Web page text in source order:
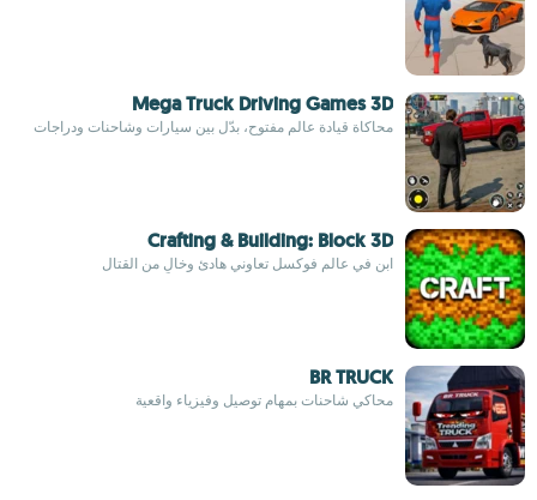
Mega Truck Driving Games 3D
محاكاة قيادة عالم مفتوح، بدّل بين سيارات وشاحنات ودراجات
Crafting & Building: Block 3D
ابنِ في عالم فوكسل تعاوني هادئ وخالٍ من القتال
BR TRUCK
محاكي شاحنات بمهام توصيل وفيزياء واقعية